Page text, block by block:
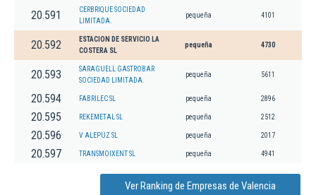
20.591
CERBRIQUE SOCIEDAD
LIMITADA.
pequeña 4101
20.592
ESTACION DE SERVICIO LA
COSTERA SL
pequeña 4730
20.593
SARAGUELL GASTROBAR
SOCIEDAD LIMITADA.
pequeña 5611
20.594 FABRILEC SL pequeña 2896
20.595 REKEMETAL SL pequeña 2512
20.596 V ALEPUZ SL pequeña 2017
20.597 TRANSMOIXENT SL pequeña 4941
Ver Ranking de Empresas de Valencia